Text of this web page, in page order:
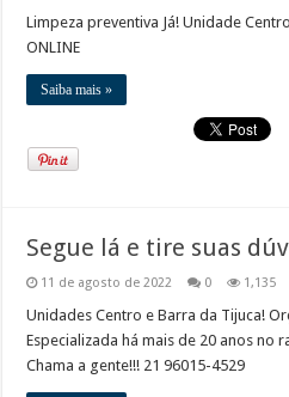
Limpeza preventiva Já! Unidade
ONLINE
Saiba mais »
Segue lá e tire suas
11 de agosto de 2022 0 1,135
Unidades Centro e Barra da Tijuca!
Especializada há mais de 20 anos no
Chama a gente!!! 21 96015-4529